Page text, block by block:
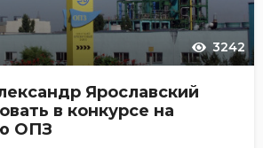
3242
Ярославский
в конкурсе на
ОПЗ